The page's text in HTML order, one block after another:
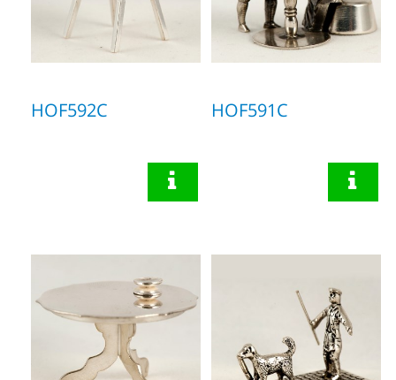
HOF592C HOF591C